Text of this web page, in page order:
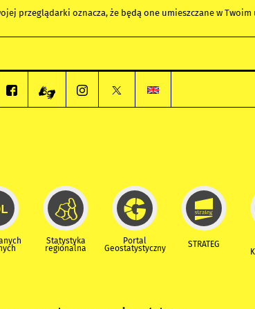
przeglądarki oznacza, że będą one umieszczane w
Statystyka
regionalna
Portal
Geostatystyczny STRATEG